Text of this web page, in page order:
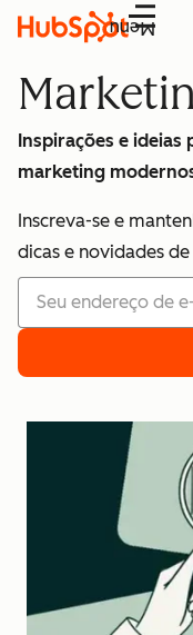
Menu
Inspirações e ideias
marketing
Inscreva-se e
dicas e novidades